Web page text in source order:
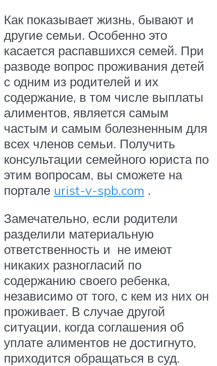
Как показывает жизнь, бывают и
другие семьи. Особенно это
касается распавшихся семей. При
разводе вопрос проживания детей
с одним из родителей и их
содержание, в том числе выплаты
алиментов, является самым
частым и самым болезненным для
всех членов семьи. Получить
консультации семейного юриста по
этим вопросам, вы сможете на
портале urist-v-spb.com .
Замечательно, если родители
разделили материальную
ответственность и не имеют
никаких разногласий по
содержанию своего ребенка,
независимо от того, с кем из них он
проживает. В случае другой
ситуации, когда соглашения об
уплате алиментов не достигнуто,
приходится обращаться в суд.